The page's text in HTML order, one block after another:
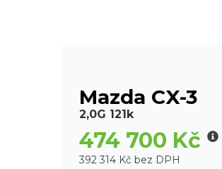
Mazda CX-3
2,0G 121k
474 700 Kč
392 314 Kč bez DPH